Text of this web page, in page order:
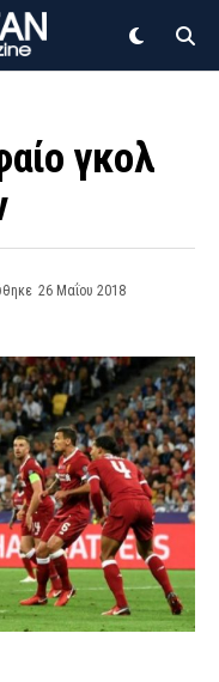
γκολ
26 Μαΐου 2018